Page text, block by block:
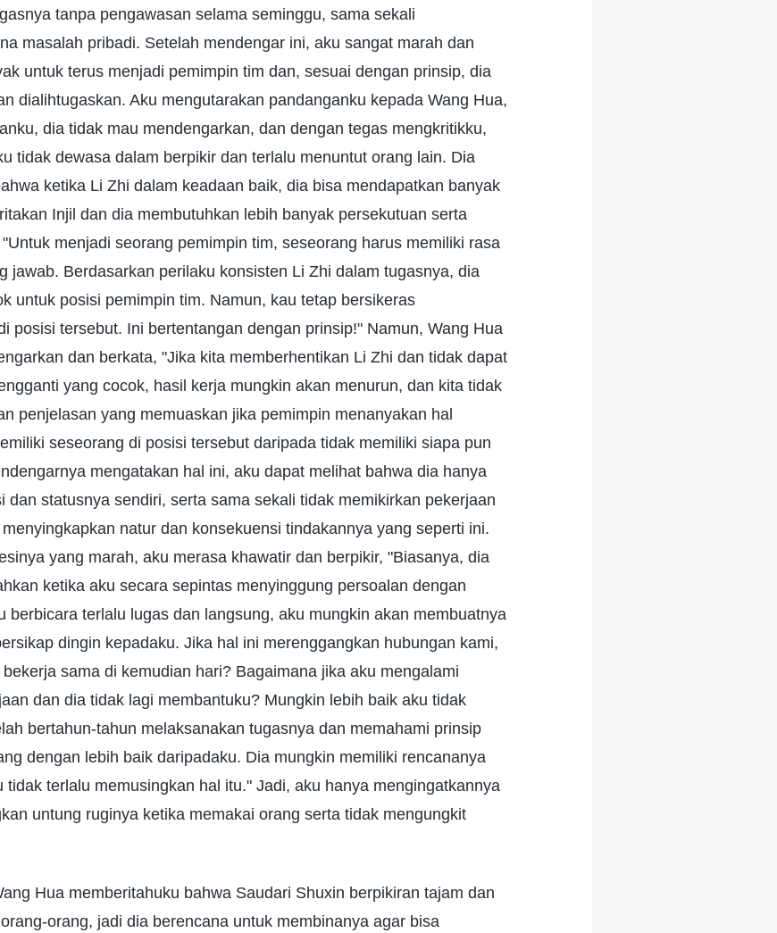
tanpa pengawasan selama seminggu, sama sekali
masalah pribadi. Setelah mendengar ini, aku sangat marah dan
untuk terus menjadi pemimpin tim dan, sesuai dengan prinsip, dia
dialihtugaskan. Aku mengutarakan pandanganku kepada Wang Hua,
dia tidak mau mendengarkan, dan dengan tegas mengkritikku,
tidak dewasa dalam berpikir dan terlalu menuntut orang lain. Dia
ketika Li Zhi dalam keadaan baik, dia bisa mendapatkan banyak
Injil dan dia membutuhkan lebih banyak persekutuan serta
menjadi seorang pemimpin tim, seseorang harus memiliki rasa
jawab. Berdasarkan perilaku konsisten Li Zhi dalam tugasnya, dia
untuk posisi pemimpin tim. Namun, kau tetap bersikeras
posisi tersebut. Ini bertentangan dengan prinsip!" Namun, Wang Hua
dan berkata, "Jika kita memberhentikan Li Zhi dan tidak dapat
yang cocok, hasil kerja mungkin akan menurun, dan kita tidak
penjelasan yang memuaskan jika pemimpin menanyakan hal
seseorang di posisi tersebut daripada tidak memiliki siapa pun
mengatakan hal ini, aku dapat melihat bahwa dia hanya
dan statusnya sendiri, serta sama sekali tidak memikirkan pekerjaan
natur dan konsekuensi tindakannya yang seperti ini.
yang marah, aku merasa khawatir dan berpikir, "Biasanya, dia
ketika aku secara sepintas menyinggung persoalan dengan
berbicara terlalu lugas dan langsung, aku mungkin akan membuatnya
dingin kepadaku. Jika hal ini merenggangkan hubungan kami,
sama di kemudian hari? Bagaimana jika aku mengalami
dan dia tidak lagi membantuku? Mungkin lebih baik aku tidak
bertahun-tahun melaksanakan tugasnya dan memahami prinsip
dengan lebih baik daripadaku. Dia mungkin memiliki rencananya
tidak terlalu memusingkan hal itu." Jadi, aku hanya mengingatkannya
untung ruginya ketika memakai orang serta tidak mengungkit
Hua memberitahuku bahwa Saudari Shuxin berpikiran tajam dan
orang, jadi dia berencana untuk membinanya agar bisa